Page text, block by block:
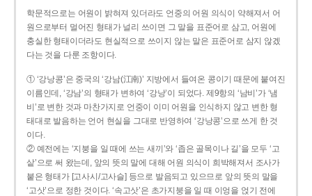
학문적으로는 어원이 밝혀져 있더라도 언중의 어원 의식이 약해져서 어
원으로부터 멀어진 형태가 널리 쓰이면 그 말을 표준어로 삼고, 어원에
충실한 형태이더라도 현실적으로 쓰이지 않는 말은 표준어로 삼지 않겠
다는 것을 다룬 조항이다.
① ‘강낭콩’은 중국의 ‘강남(江南)’ 지방에서 들여온 콩이기 때문에 붙여진
이름인데, ‘강남’의 형태가 변하여 ‘강낭’이 되었다. 제9항의 ‘남비’가 ‘냄
비’로 변한 것과 마찬가지로 언중이 이미 어원을 인식하지 않고 변한 형
태대로 발음하는 언어 현실을 그대로 반영하여 ‘강낭콩’으로 쓰게 한 것
이다.
② 예전에는 ‘지붕을 일 때에 쓰는 새끼’와 ‘좁은 골목이나 길’을 모두 ‘고
샅’으로 써 왔는데, 앞의 뜻의 말에 대해 어원 의식이 희박해져서 조사가
붙은 형태가 [고사시/고사슬] 등으로 발음되고 있으므로 앞의 뜻의 말을
‘고삿’으로 정한 것이다. ‘속고삿’은 초가지붕을 일 때 이엉을 얹기 전에